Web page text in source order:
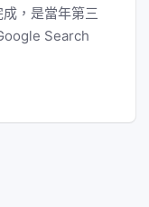
，是當年第三
Search